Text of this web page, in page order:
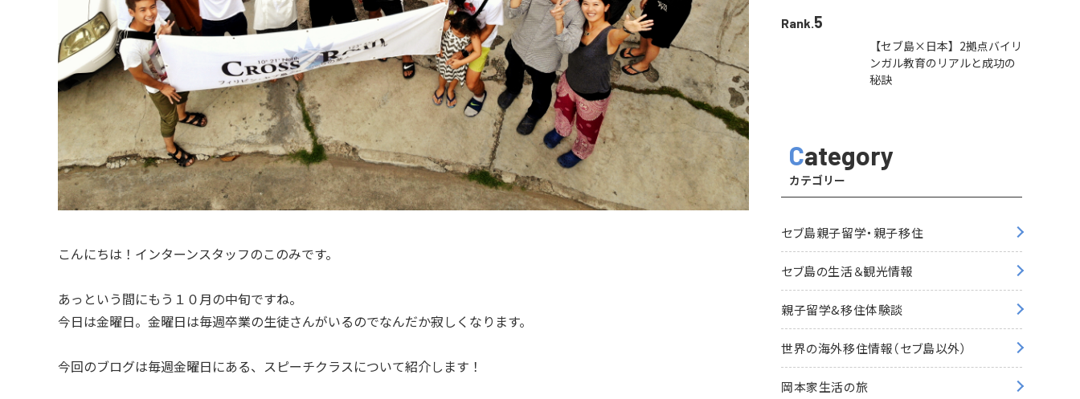
こんにちは！インターンスタッフのこのみです。
あっという間にもう１０月の中旬ですね。
今日は金曜日。金曜日は毎週卒業の生徒さんがいるのでなんだか寂しくなります。
今回のブログは毎週金曜日にある、スピーチクラスについて紹介します！
Rank.5
【セブ島×日本】2拠点バイリ
ンガル教育のリアルと成功の
秘訣
Category
カテゴリー
セブ島親子留学・親子移住
セブ島の生活＆観光情報
親子留学&移住体験談
世界の海外移住情報（セブ島以外）
岡本家生活の旅